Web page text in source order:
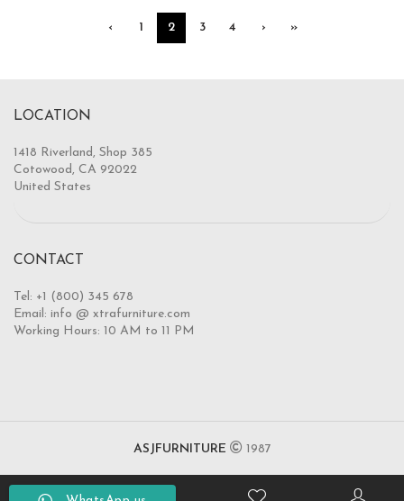
‹ 1 2 3 4 › »
LOCATION
1418 Riverland, Shop 385
Cotowood, CA 92022
United States
CONTACT
Tel: +1 (800) 345 678
Email: info @ xtrafurniture.com
Working Hours: 10 AM to 11 PM
ASJFURNITURE 1987